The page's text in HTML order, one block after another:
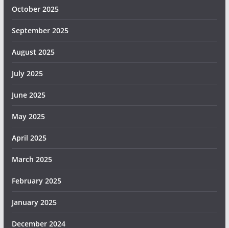
October 2025
September 2025
August 2025
July 2025
June 2025
May 2025
April 2025
March 2025
February 2025
January 2025
December 2024